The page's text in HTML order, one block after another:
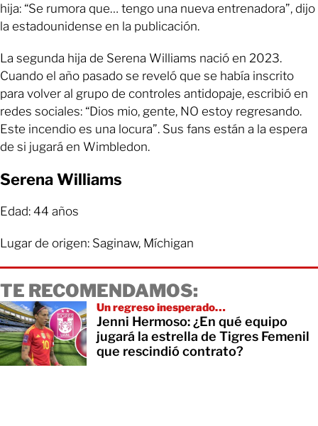
hija: “Se rumora que… tengo una nueva entrenadora”, dijo
la estadounidense en la publicación.
La segunda hija de Serena Williams nació en 2023.
Cuando el año pasado se reveló que se había inscrito
para volver al grupo de controles antidopaje, escribió en
redes sociales: “Dios mio, gente, NO estoy regresando.
Este incendio es una locura”. Sus fans están a la espera
de si jugará en Wimbledon.
Serena Williams
Edad: 44 años
Lugar de origen: Saginaw, Míchigan
TE RECOMENDAMOS:
Un regreso inesperado…
Jenni Hermoso: ¿En qué equipo
jugará la estrella de Tigres Femenil
que rescindió contrato?